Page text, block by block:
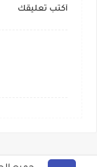
أكتب تعليقك